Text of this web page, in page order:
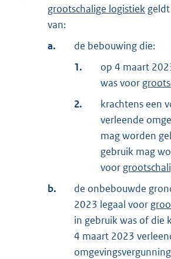
grootschalige logistiek
van:
a.
de bebouwing die:
1.
op 4 maart
was voor
2.
krachtens een
verleende
mag worden
gebruik mag
voor
b.
de onbebouwde
2023 legaal voor
in gebruik was of die
4 maart 2023